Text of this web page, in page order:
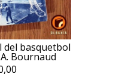
del basquetbol
Bournaud